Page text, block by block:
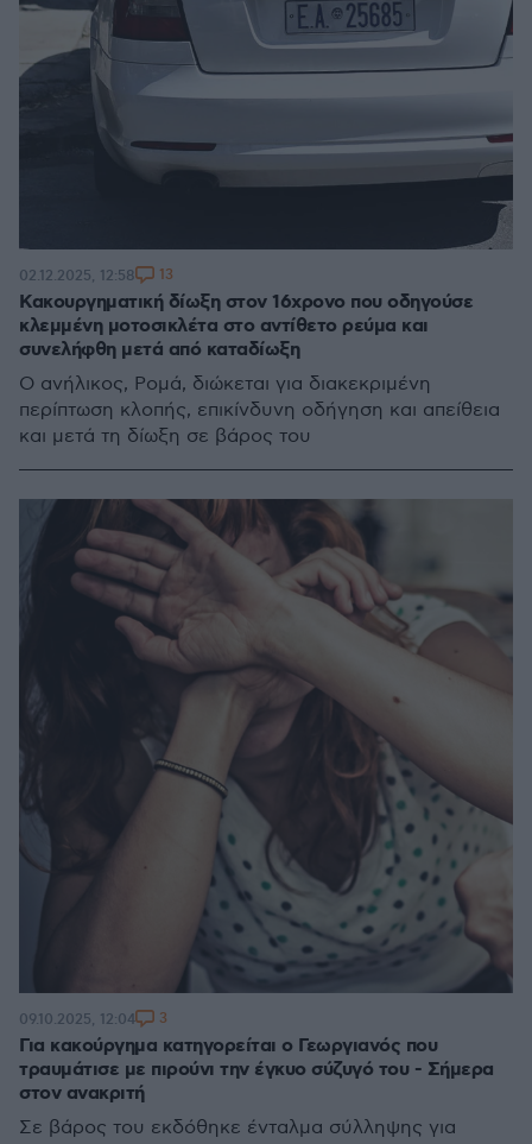
Κακουργηματική δίωξη στον 16χρονο που οδηγούσε
κλεμμένη μοτοσικλέτα στο αντίθετο ρεύμα και
συνελήφθη μετά από καταδίωξη
Ο ανήλικος, Ρομά, διώκεται για διακεκριμένη
περίπτωση κλοπής, επικίνδυνη οδήγηση και απείθεια
και μετά τη δίωξη σε βάρος του
02.12.2025, 12:58 13
Για κακούργημα κατηγορείται ο Γεωργιανός που
τραυμάτισε με πιρούνι την έγκυο σύζυγό του - Σήμερα
στον ανακριτή
Σε βάρος του εκδόθηκε ένταλμα σύλληψης για
09.10.2025, 12:04 3